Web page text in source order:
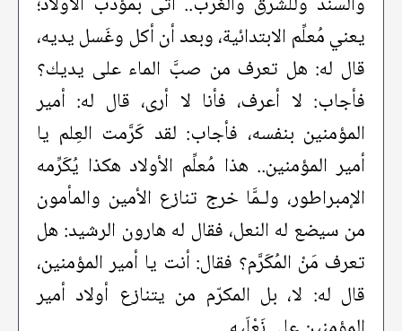
يعني مُعلِّم الابتدائية، وبعد أن أكل وغَسل يديه،
قال له: هل تعرف من صبَّ الماء على يديك؟
فأجاب: لا أعرف، فأنا لا أرى، قال له: أمير
المؤمنين بنفسه، فأجاب: لقد كَرَّمت العِلم يا
أمير المؤمنين.. هذا مُعلِّم الأولاد هكذا يُكَرِّمه
الإمبراطور، ولـمَّا خرج تنازع الأمين والمأمون
من سيضع له النعل، فقال له هارون الرشيد: هل
تعرف مَنْ المُكَرَّم؟ فقال: أنت يا أمير المؤمنين،
قال له: لا، بل المكرّم من يتنازع أولاد أمير